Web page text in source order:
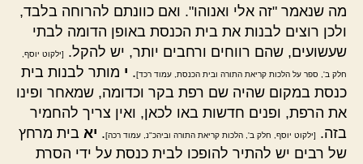
מה שנאמר "זה אלי ואנוהו". ואם כוונתם להרוחה בלבד,
ולכן רוצים לבנות את בית הכנסת באופן הדומה לבתי
שעשועים, שהם רווחים ורחבים יותר, יש להקל.
[ילקוט יוסף,
חלק ב', ספר על הלכות קריאת התורה ובית הכנסת, עמוד רכד]. י מותר לבנות בית
כנסת במקום שהיה שם רפת בקר וכדומה, שמאחר ופינו
את הרפת, ופנים חדשות באו לכאן, ואין צריך להחמיר
בזה.
[ילקוט יוסף, חלק ב', הלכות קריאת התורה וביהכ"נ, עמוד רכה]. יא בית מרחץ
של רבים יש להתיר להופכו לבית כנסת על ידי הסרת